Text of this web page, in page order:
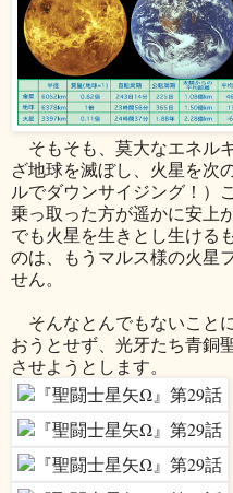
そもそも、莫大なエネル
ざ地球を滅ぼし、火星を次
ルでダウンサイジング！）
乗っ取った方が遥かに安上
でも火星を生きとし生ける
のは、もうマルス様の火星
せん。
そんなとんでもないこと
おうとせず、光牙たち青銅
させようとします。